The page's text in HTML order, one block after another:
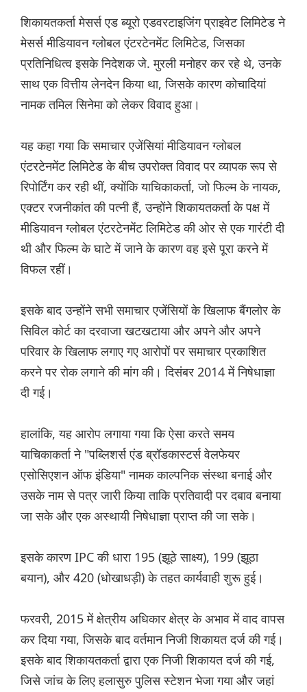
शिकायतकर्ता मेसर्स एड ब्यूरो एडवरटाइजिंग प्राइवेट लिमिटेड ने
मेसर्स मीडियावन ग्लोबल एंटरटेनमेंट लिमिटेड, जिसका
प्रतिनिधित्व इसके निदेशक जे. मुरली मनोहर कर रहे थे, उनके
साथ एक वित्तीय लेनदेन किया था, जिसके कारण कोचादियां
नामक तमिल सिनेमा को लेकर विवाद हुआ।
यह कहा गया कि समाचार एजेंसियां मीडियावन ग्लोबल
एंटरटेनमेंट लिमिटेड के बीच उपरोक्त विवाद पर व्यापक रूप से
रिपोर्टिंग कर रही थीं, क्योंकि याचिकाकर्ता, जो फिल्म के नायक,
एक्टर रजनीकांत की पत्नी हैं, उन्होंने शिकायतकर्ता के पक्ष में
मीडियावन ग्लोबल एंटरटेनमेंट लिमिटेड की ओर से एक गारंटी दी
थी और फिल्म के घाटे में जाने के कारण वह इसे पूरा करने में
विफल रहीं।
इसके बाद उन्होंने सभी समाचार एजेंसियों के खिलाफ बैंगलोर के
सिविल कोर्ट का दरवाजा खटखटाया और अपने और अपने
परिवार के खिलाफ लगाए गए आरोपों पर समाचार प्रकाशित
करने पर रोक लगाने की मांग की। दिसंबर 2014 में निषेधाज्ञा
दी गई।
हालांकि, यह आरोप लगाया गया कि ऐसा करते समय
याचिकाकर्ता ने "पब्लिशर्स एंड ब्रॉडकास्टर्स वेलफेयर
एसोसिएशन ऑफ इंडिया" नामक काल्पनिक संस्था बनाई और
उसके नाम से पत्र जारी किया ताकि प्रतिवादी पर दबाव बनाया
जा सके और एक अस्थायी निषेधाज्ञा प्राप्त की जा सके।
इसके कारण IPC की धारा 195 (झूठे साक्ष्य), 199 (झूठा
बयान), और 420 (धोखाधड़ी) के तहत कार्यवाही शुरू हुई।
फरवरी, 2015 में क्षेत्रीय अधिकार क्षेत्र के अभाव में वाद वापस
कर दिया गया, जिसके बाद वर्तमान निजी शिकायत दर्ज की गई।
इसके बाद शिकायतकर्ता द्वारा एक निजी शिकायत दर्ज की गई,
जिसे जांच के लिए हलासुरु पुलिस स्टेशन भेजा गया और जहां